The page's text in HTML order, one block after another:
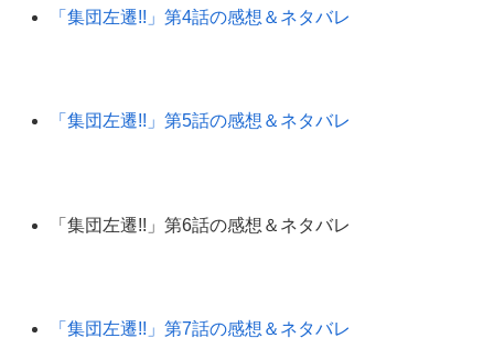
「集団左遷!!」第4話の感想＆ネタバレ
「集団左遷!!」第5話の感想＆ネタバレ
「集団左遷!!」第6話の感想＆ネタバレ
「集団左遷!!」第7話の感想＆ネタバレ